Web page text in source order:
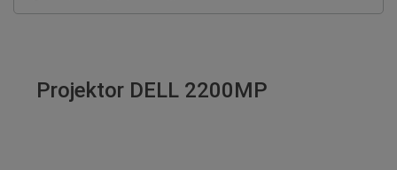
Projektor DELL 2200MP